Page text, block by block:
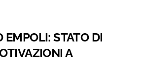
EMPOLI: STATO DI
A